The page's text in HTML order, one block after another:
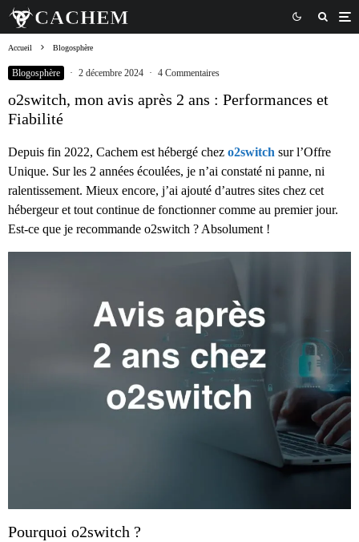
Accueil Blogosphère
Blogosphère · 2 décembre 2024 · 4 Commentaires
o2switch, mon avis après 2 ans : Performances et
Fiabilité
Depuis fin 2022, Cachem est hébergé chez o2switch sur l’Offre
Unique. Sur les 2 années écoulées, je n’ai constaté ni panne, ni
ralentissement. Mieux encore, j’ai ajouté d’autres sites chez cet
hébergeur et tout continue de fonctionner comme au premier jour.
Est-ce que je recommande o2switch ? Absolument !
Pourquoi o2switch ?